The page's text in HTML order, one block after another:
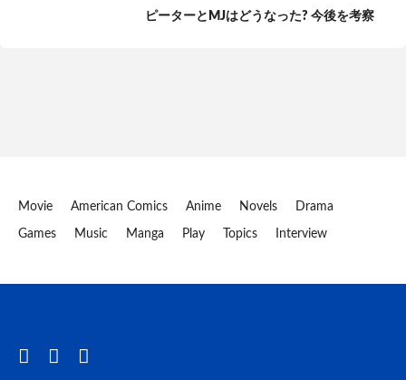
ピーターとMJはどうなった? 今後を考察
Movie American Comics Anime Novels Drama
Games Music Manga Play Topics Interview